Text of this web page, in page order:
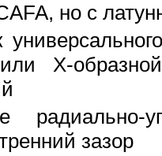
но с
Х-
радиально-
зазор